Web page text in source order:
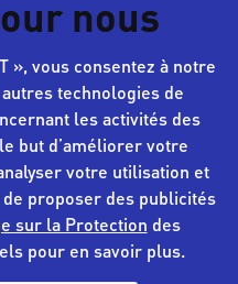
nous
», vous consentez à notre
technologies de
les activités des
but d’améliorer votre
votre utilisation et
proposer des publicités
sur la Protection des
pour en savoir plus.